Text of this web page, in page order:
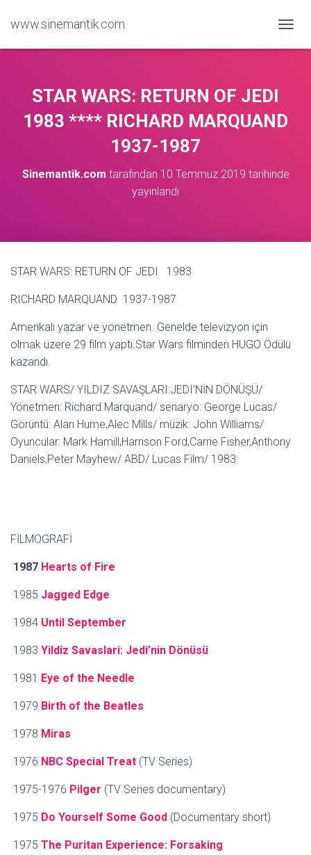
www.sinemantik.com
E
A
Ç
P
STAR WARS: RETURN OF JEDI
1983 **** RICHARD MARQUAND
1937-1987
Sinemantik.com tarafından 10 Temmuz 2019 tarihinde
yayınlandı
STAR WARS: RETURN OF JEDI 1983
RICHARD MARQUAND 1937-1987
Amerikalı yazar ve yönetmen. Genelde televizyon için
olmak üzere 29 film yaptı.Star Wars filminden HUGO Ödülü
kazandı.
STAR WARS/ YILDIZ SAVAŞLARI:JEDI’NİN DÖNÜŞÜ/
Yönetmen: Richard Marquand/ senaryo: George Lucas/
Görüntü: Alan Hume,Alec Mills/ müzik: John Williams/
Oyuncular: Mark Hamill,Harrison Ford,Carrie Fisher,Anthony
Daniels,Peter Mayhew/ ABD/ Lucas Film/ 1983
FİLMOGRAFİ
1987 Hearts of Fire
1985 Jagged Edge
1984 Until September
1983 Yildiz Savaslari: Jedi’nin Dönüsü
1981 Eye of the Needle
1979 Birth of the Beatles
1978 Miras
1976 NBC Special Treat (TV Series)
1975-1976 Pilger (TV Series documentary)
1975 Do Yourself Some Good (Documentary short)
1975 The Puritan Experience: Forsaking